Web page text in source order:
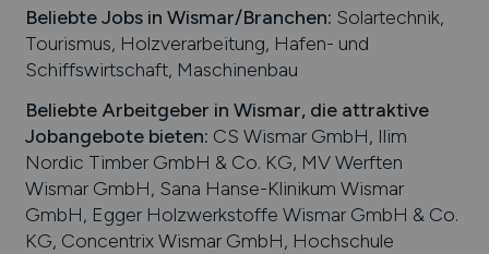
Beliebte Jobs in Wismar/Branchen: Solartechnik,
Tourismus, Holzverarbeitung, Hafen- und
Schiffswirtschaft, Maschinenbau
Beliebte Arbeitgeber in Wismar, die attraktive
Jobangebote bieten: CS Wismar GmbH, Ilim
Nordic Timber GmbH & Co. KG, MV Werften
Wismar GmbH, Sana Hanse-Klinikum Wismar
GmbH, Egger Holzwerkstoffe Wismar GmbH & Co.
KG, Concentrix Wismar GmbH, Hochschule